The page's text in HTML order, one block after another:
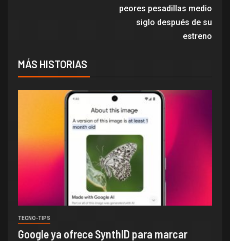
peores pesadillas medio
siglo después de su
estreno
MÁS HISTORIAS
TECNO-TIPS
Google ya ofrece SynthID para marcar